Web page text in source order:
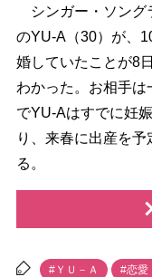
シンガー・ソング
のYU-A（30）が、
婚していたことが8
わかった。お相手は
でYU-Aはすでに妊
り、来春に出産を予
る。
#ＹＵ－Ａ #恋愛